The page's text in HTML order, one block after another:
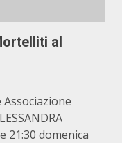
al
21:30 domenica